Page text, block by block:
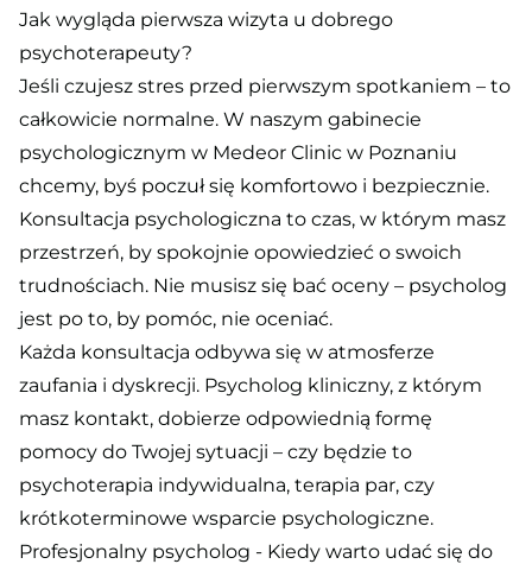
Jak wygląda pierwsza wizyta u dobrego
psychoterapeuty?
Jeśli czujesz stres przed pierwszym spotkaniem – to
całkowicie normalne. W naszym gabinecie
psychologicznym w Medeor Clinic w Poznaniu
chcemy, byś poczuł się komfortowo i bezpiecznie.
Konsultacja psychologiczna to czas, w którym masz
przestrzeń, by spokojnie opowiedzieć o swoich
trudnościach. Nie musisz się bać oceny – psycholog
jest po to, by pomóc, nie oceniać.
Każda konsultacja odbywa się w atmosferze
zaufania i dyskrecji. Psycholog kliniczny, z którym
masz kontakt, dobierze odpowiednią formę
pomocy do Twojej sytuacji – czy będzie to
psychoterapia indywidualna, terapia par, czy
krótkoterminowe wsparcie psychologiczne.
Profesjonalny psycholog - Kiedy warto udać się do